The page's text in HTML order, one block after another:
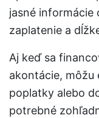
jasné informácie
zaplatenie a
Aj keď sa
akontácie,
poplatky alebo
potrebné